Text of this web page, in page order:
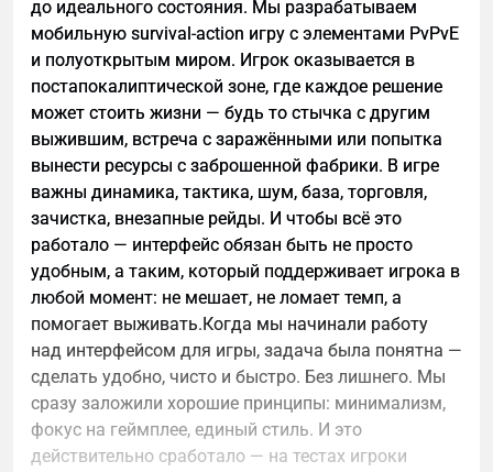
до идеального состояния. Мы разрабатываем
мобильную survival-action игру с элементами PvPvE
и полуоткрытым миром. Игрок оказывается в
постапокалиптической зоне, где каждое решение
может стоить жизни — будь то стычка с другим
выжившим, встреча с заражёнными или попытка
вынести ресурсы с заброшенной фабрики. В игре
важны динамика, тактика, шум, база, торговля,
зачистка, внезапные рейды. И чтобы всё это
работало — интерфейс обязан быть не просто
удобным, а таким, который поддерживает игрока в
любой момент: не мешает, не ломает темп, а
помогает выживать.Когда мы начинали работу
над интерфейсом для игры, задача была понятна —
сделать удобно, чисто и быстро. Без лишнего. Мы
сразу заложили хорошие принципы: минимализм,
фокус на геймплее, единый стиль. И это
действительно сработало — на тестах игроки